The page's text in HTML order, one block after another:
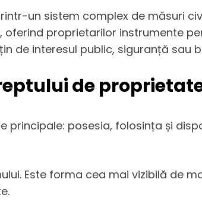
un sistem complex de măsuri
oferind proprietarilor instrumente
de interesul public, siguranță sau
de
posesia, folosința și
Este forma cea mai vizibilă de